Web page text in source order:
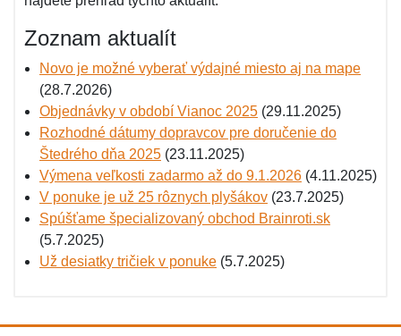
Zoznam aktualít
Novo je možné vyberať výdajné miesto aj na mape
(28.7.2026)
Objednávky v období Vianoc 2025 (29.11.2025)
Rozhodné dátumy dopravcov pre doručenie do
Štedrého dňa 2025 (23.11.2025)
Výmena veľkosti zadarmo až do 9.1.2026 (4.11.2025)
V ponuke je už 25 rôznych plyšákov (23.7.2025)
Spúšťame špecializovaný obchod Brainroti.sk
(5.7.2025)
Už desiatky tričiek v ponuke (5.7.2025)